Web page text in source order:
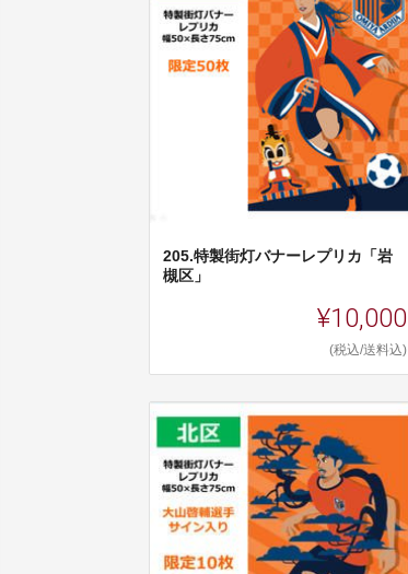
205.特製街灯バナーレプリカ「岩
槻区」
¥10,000
(税込/送料込)